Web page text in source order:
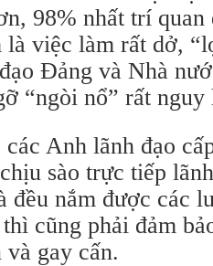
98% nhất trí
việc làm rất dở,
Đảng và Nhà
“ngòi nổ” rất nguy
Anh lãnh đạo
sào trực tiếp
đều nắm được các
cũng phải đảm
gay cấn.